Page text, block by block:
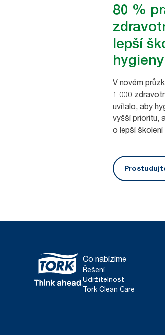
80 %
lepší
V novém
1 000
uvítalo, aby
vyšší prioritu,
o lepší školení
Co nabízíme
Řešení
Udržitelnost
Tork Clean Care